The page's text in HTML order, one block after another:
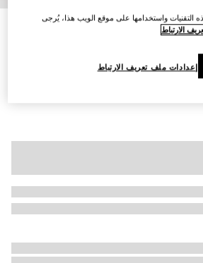
التقنيات واستخدامها على موقع الويب هذا، يُرجى
الارتباط
إعدادات ملف تعريف الارتباط